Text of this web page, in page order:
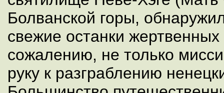
Болванской горы,
свежие останки
сожалению, не только
руку к разграблению